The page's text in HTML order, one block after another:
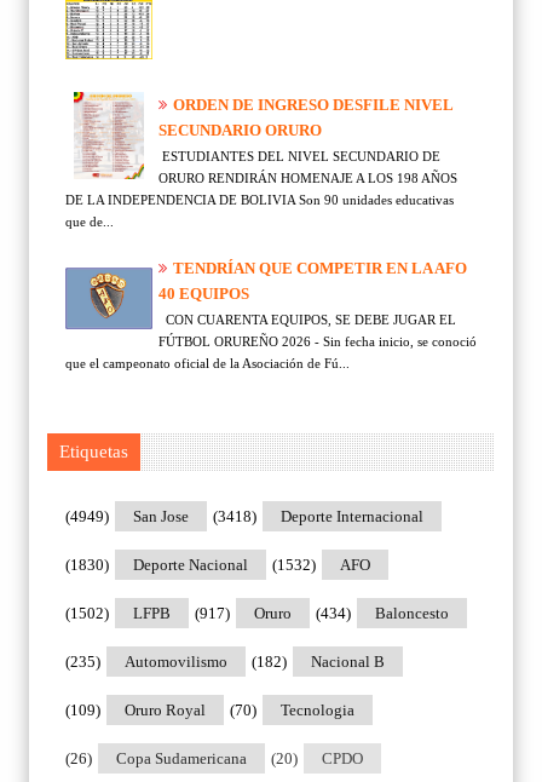
ORDEN DE INGRESO DESFILE NIVEL
SECUNDARIO ORURO
ESTUDIANTES DEL NIVEL SECUNDARIO DE
ORURO RENDIRÁN HOMENAJE A LOS 198 AÑOS
DE LA INDEPENDENCIA DE BOLIVIA Son 90 unidades educativas
que de...
TENDRÍAN QUE COMPETIR EN LA AFO
40 EQUIPOS
CON CUARENTA EQUIPOS, SE DEBE JUGAR EL
FÚTBOL ORUREÑO 2026 - Sin fecha inicio, se conoció
que el campeonato oficial de la Asociación de Fú...
Etiquetas
San Jose
(4949) Deporte Internacional
(3418)
Deporte Nacional
(1830) AFO
(1532)
LFPB
(1502) Oruro
(917) Baloncesto
(434)
Automovilismo
(235) Nacional B
(182)
Oruro Royal
(109) Tecnologia
(70)
Copa Sudamericana
(26) CPDO
(20)